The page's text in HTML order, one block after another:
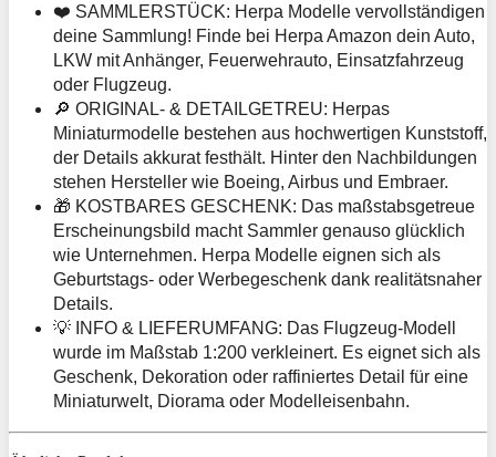
❤️ SAMMLERSTÜCK: Herpa Modelle vervollständigen
deine Sammlung! Finde bei Herpa Amazon dein Auto,
LKW mit Anhänger, Feuerwehrauto, Einsatzfahrzeug
oder Flugzeug.
🔎 ORIGINAL- & DETAILGETREU: Herpas
Miniaturmodelle bestehen aus hochwertigen Kunststoff,
der Details akkurat festhält. Hinter den Nachbildungen
stehen Hersteller wie Boeing, Airbus und Embraer.
🎁 KOSTBARES GESCHENK: Das maßstabsgetreue
Erscheinungsbild macht Sammler genauso glücklich
wie Unternehmen. Herpa Modelle eignen sich als
Geburtstags- oder Werbegeschenk dank realitätsnaher
Details.
💡 INFO & LIEFERUMFANG: Das Flugzeug-Modell
wurde im Maßstab 1:200 verkleinert. Es eignet sich als
Geschenk, Dekoration oder raffiniertes Detail für eine
Miniaturwelt, Diorama oder Modelleisenbahn.